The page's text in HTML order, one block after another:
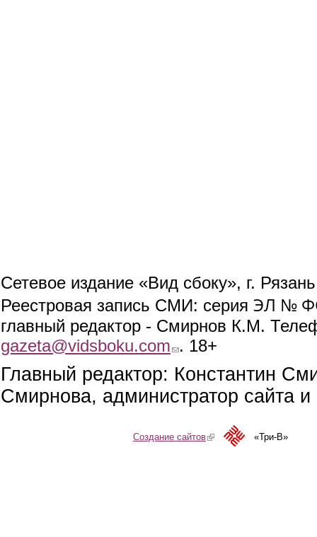
Сетевое издание «Вид сбоку», г.
Реестровая запись СМИ: серия ЭЛ №
главный редактор - Смирнов К.М.
gazeta@vidsboku.com (link sends e-mail)
. 18+
Главный редактор: Константин
Смирнова, администратор сайта
Создание сайтов(link is external)«Три-В»